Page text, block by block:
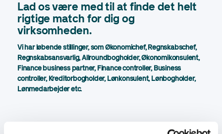
Lad os være med til at finde det helt
rigtige match for dig og
virksomheden.
Vi har løbende stillinger, som Økonomichef, Regnskabschef,
Regnskabsansvarlig, Allroundbogholder, Økonomikonsulent,
Finance business partner, Finance controller, Business
controller, Kreditorbogholder, Lønkonsulent, Lønbogholder,
Lønmedarbejder etc.